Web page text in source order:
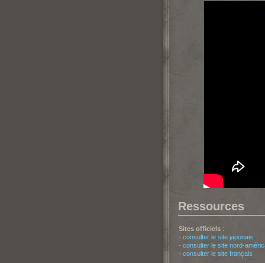
Ressources
Sites officiels :
-consulter le site japonais
-consulter le site nord-
-consulter le site français